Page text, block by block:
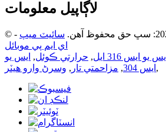
لاڳاپيل معلومات
سائيٽ ميپ -
اي ايم پي موبائل
ايس يو ايس 316 ايل , حرارتي ڪوئل, ايس يو
ايس 304
, مزاحمتي تار , وسرڻ وارو هيٽر ,